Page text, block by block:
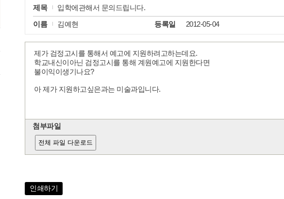
제목
입학에관해서 문의드립니다.
이름
김예현 등록일 2012-05-04
제가 검정고시를 통해서 예고에 지원하려고하는데요.
학교내신이아닌 검정고시를 통해 계원예고에 지원한다면
불이익이생기나요?
아 제가 지원하고싶은과는 미술과입니다.
첨부파일
전체 파일 다운로드
인쇄하기